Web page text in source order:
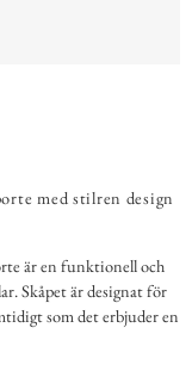
med stilren design
är en funktionell och
Skåpet är designat för
som det erbjuder en